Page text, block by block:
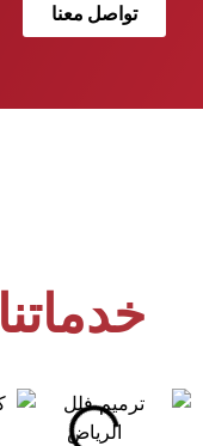
تواصل معنا
خدماتنا